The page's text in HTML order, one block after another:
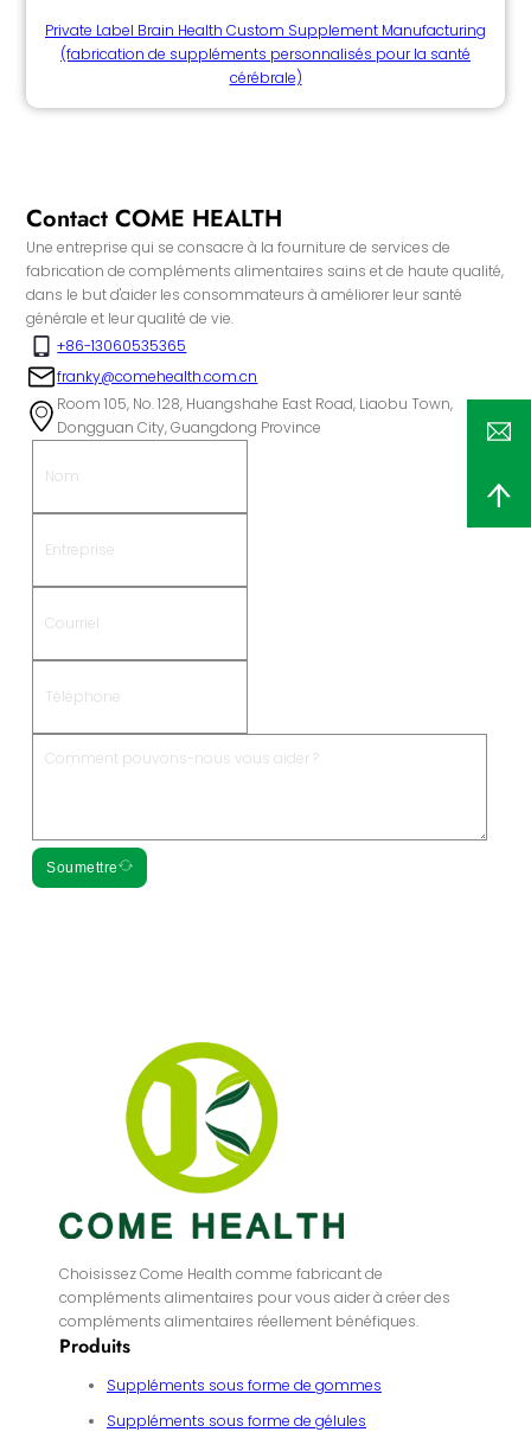
Private Label Brain Health Custom Supplement Manufacturing
(fabrication de suppléments personnalisés pour la santé
cérébrale)
Contact COME HEALTH
Une entreprise qui se consacre à la fourniture de services de
fabrication de compléments alimentaires sains et de haute qualité,
dans le but d'aider les consommateurs à améliorer leur santé
générale et leur qualité de vie.
+86-13060535365
franky@comehealth.com.cn
Room 105, No. 128, Huangshahe East Road, Liaobu Town,
Dongguan City, Guangdong Province
Soumettre
Choisissez Come Health comme fabricant de
compléments alimentaires pour vous aider à créer des
compléments alimentaires réellement bénéfiques.
Produits
Suppléments sous forme de gommes
Suppléments sous forme de gélules